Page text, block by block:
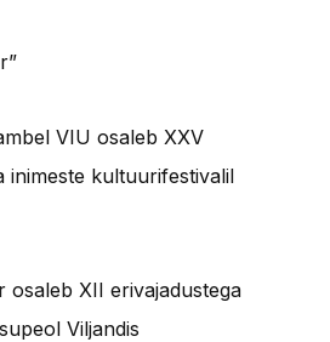
VIU osaleb XXV
inimeste kultuurifestivalil
osaleb XII erivajadustega
Viljandis